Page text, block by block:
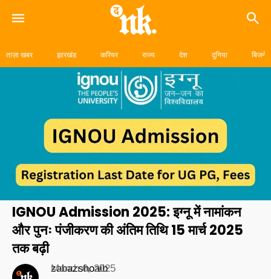
ताज़ा खबर झारखंड करियर राज्य देश दुनिया बिजनेस
IGNOU Admission 2025: इग्नू में नामांकन
और पुनः पंजीकरण की अंतिम तिथि 15 मार्च 2025
तक बढ़ी
zabazshoaib
March 6, 2025